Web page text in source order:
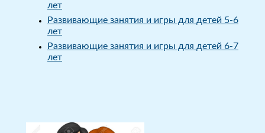
лет
Развивающие занятия и игры для детей 5-6
лет
Развивающие занятия и игры для детей 6-7
лет